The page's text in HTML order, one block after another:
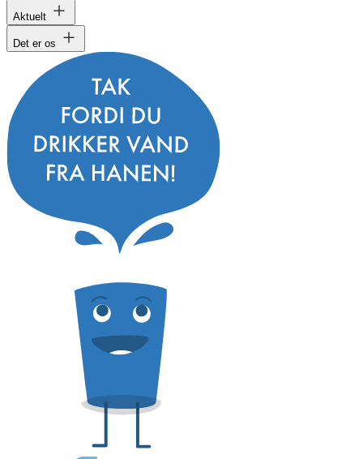
Aktuelt
Det er os